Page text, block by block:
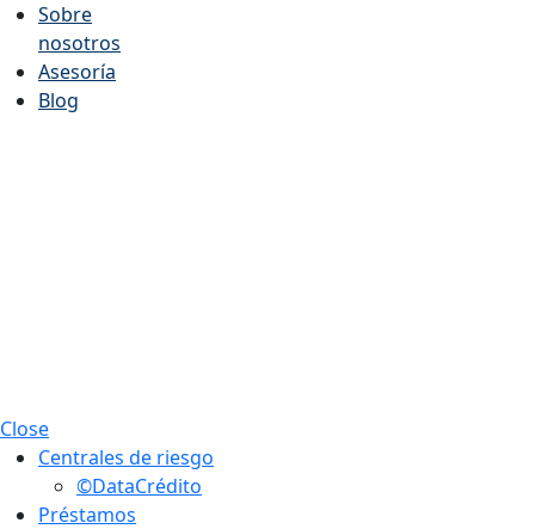
Sobre
nosotros
Asesoría
Blog
Close
Centrales de riesgo
©DataCrédito
Préstamos